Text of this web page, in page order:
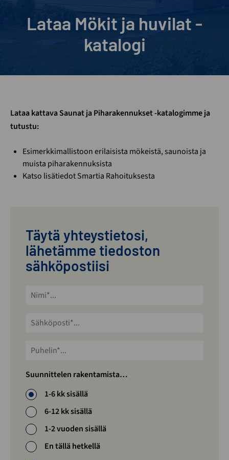
Lataa Mökit ja huvilat -
katalogi
Lataa kattava Saunat ja Piharakennukset -katalogimme ja
tutustu:
Esimerkkimallistoon erilaisista mökeistä, saunoista ja
muista piharakennuksista
Katso lisätiedot Smartia Rahoituksesta
Täytä yhteystietosi,
lähetämme tiedoston
sähköpostiisi
Nimi*
Sähköposti*
Puhelin*
Suunnittelen rakentamista…
1-6 kk sisällä
6-12 kk sisällä
1-2 vuoden sisällä
En tällä hetkellä